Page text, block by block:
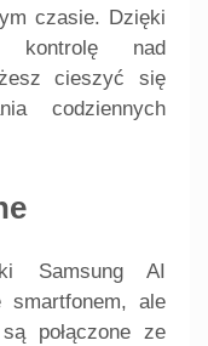
czasie. Dzięki
kontrolę nad
cieszyć się
codziennych
Samsung AI
ale
połączone ze